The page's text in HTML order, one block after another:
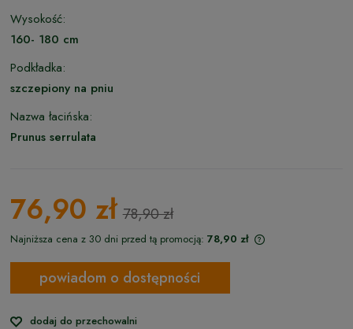
Wysokość:
160- 180 cm
Podkładka:
szczepiony na pniu
Nazwa łacińska:
Prunus serrulata
76,90 zł 78,90 zł
Najniższa cena z 30 dni przed tą promocją: 78,90 zł
powiadom o dostępności
dodaj do przechowalni